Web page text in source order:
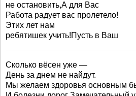
не остановить,А для Вас
Работа радует вас пролетело!
Этих лет нам
ребятишек учить!Пусть в Ваш
Сколько вёсен уже —
День за днем не найдут.
Мы желаем здоровья основным